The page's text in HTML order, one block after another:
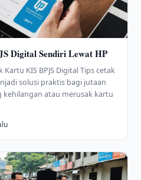
Digital Sendiri Lewat HP
KIS BPJS Digital Tips cetak
solusi praktis bagi jutaan
kehilangan atau merusak kartu